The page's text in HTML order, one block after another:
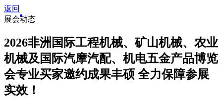
返回
展会动态
2026非洲国际工程机械、矿山机械、农业
机械及国际汽摩汽配、机电五金产品博览
会专业买家邀约成果丰硕 全力保障参展
实效！